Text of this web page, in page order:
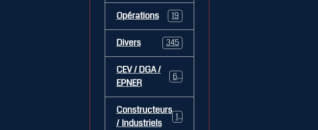
Opérations 19
Divers 345
CEV / DGA /
EPNER
62
Constructeurs
/ Industriels
127